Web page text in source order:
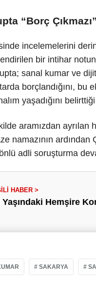
“Borç
incelemelerini
bir intihar
sanal kumar ve
borçlandığını, bu
yaşadığını
aramızdan
namazının ardından
adli soruşturma
Yaşındaki Hemşire
SAKARYA